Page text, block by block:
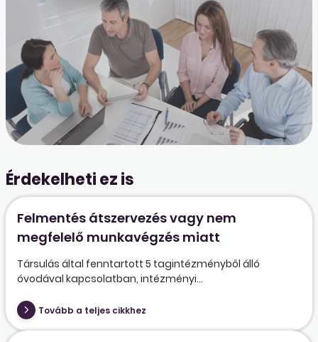
Érdekelheti ez is
Felmentés átszervezés vagy nem
megfelelő munkavégzés miatt
Társulás által fenntartott 5 tagintézményből álló
óvodával kapcsolatban, intézményi...
Tovább a teljes cikkhez